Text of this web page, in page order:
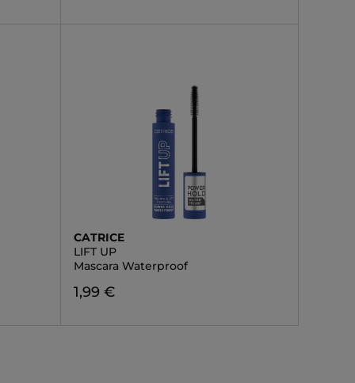
CATRICE
LIFT UP
Mascara Waterproof
1,99 €